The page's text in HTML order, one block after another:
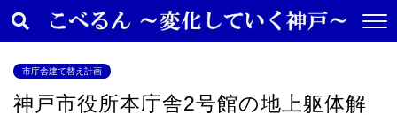
市庁舎建て替え計画
神戸市役所本庁舎2号館の地上躯体解